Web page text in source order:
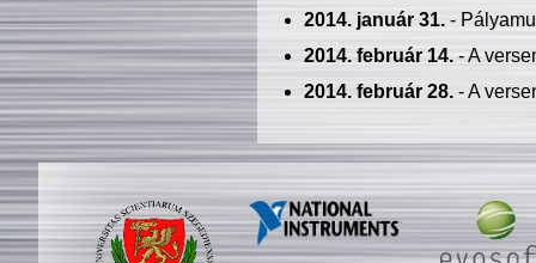
2014. január 31.-
2014. február 14.- A
2014. február 28.- A